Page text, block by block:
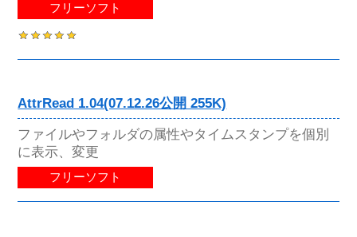
フリーソフト
AttrRead 1.04(07.12.26公開 255K)
ファイルやフォルダの属性やタイムスタンプを個別
に表示、変更
フリーソフト